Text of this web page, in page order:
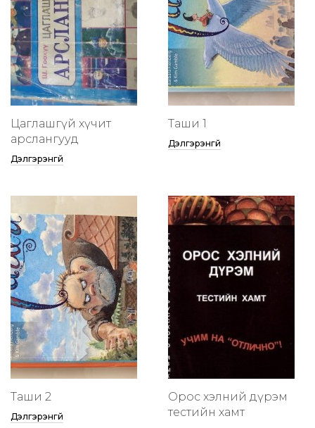
Цаглашгүй хүчит
арслангууд
Дэлгэрэнгүй
Таши 1
Дэлгэрэнгүй
Таши 2
Дэлгэрэнгүй
Орос хэлний дүрэм
тестийн хамт